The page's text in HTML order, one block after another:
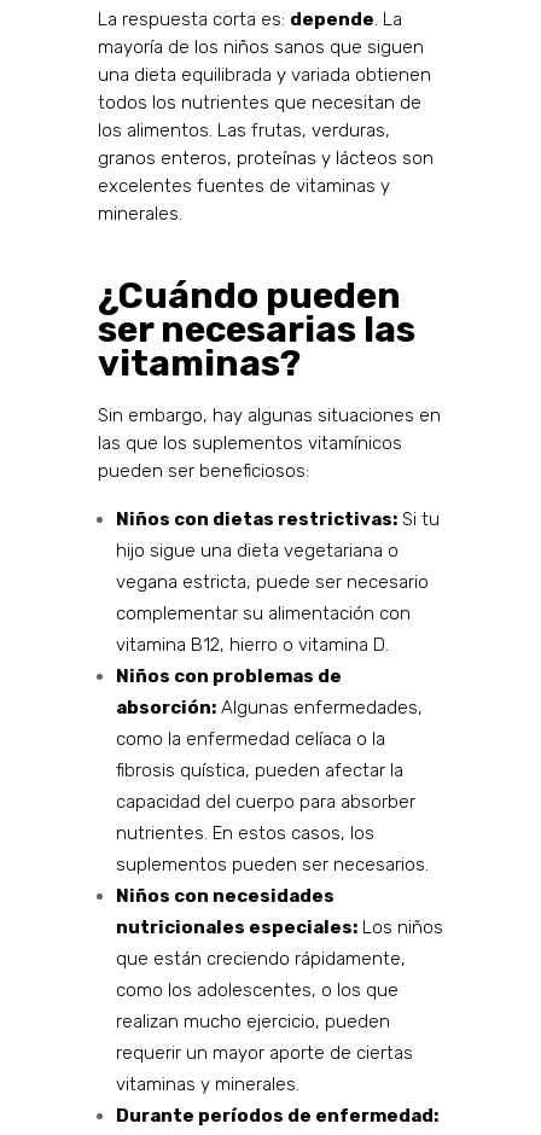
La respuesta corta es: depende. La
mayoría de los niños sanos que siguen
una dieta equilibrada y variada obtienen
todos los nutrientes que necesitan de
los alimentos. Las frutas, verduras,
granos enteros, proteínas y lácteos son
excelentes fuentes de vitaminas y
minerales.
¿Cuándo pueden
ser necesarias las
vitaminas?
Sin embargo, hay algunas situaciones en
las que los suplementos vitamínicos
pueden ser beneficiosos:
Niños con dietas restrictivas:Si tu
hijo sigue una dieta vegetariana o
vegana estricta, puede ser necesario
complementar su alimentación con
vitamina B12, hierro o vitamina D.
Niños con problemas de
absorción:Algunas enfermedades,
como la enfermedad celíaca o la
fibrosis quística, pueden afectar la
capacidad del cuerpo para absorber
nutrientes. En estos casos, los
suplementos pueden ser necesarios.
Niños con necesidades
nutricionales especiales:Los niños
que están creciendo rápidamente,
como los adolescentes, o los que
realizan mucho ejercicio, pueden
requerir un mayor aporte de ciertas
vitaminas y minerales.
Durante períodos de enfermedad: